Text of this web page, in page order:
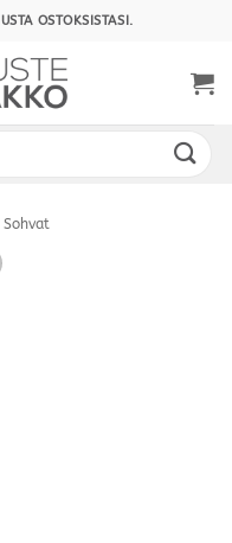
OSTOKSISTASI.
Sohvat